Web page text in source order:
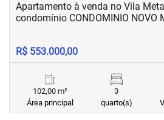
Apartamento à venda no Vila
condomínio CONDOMINIO NOVO
R$ 553.000,00
102,00 m²
Área principal
3
quarto(s)